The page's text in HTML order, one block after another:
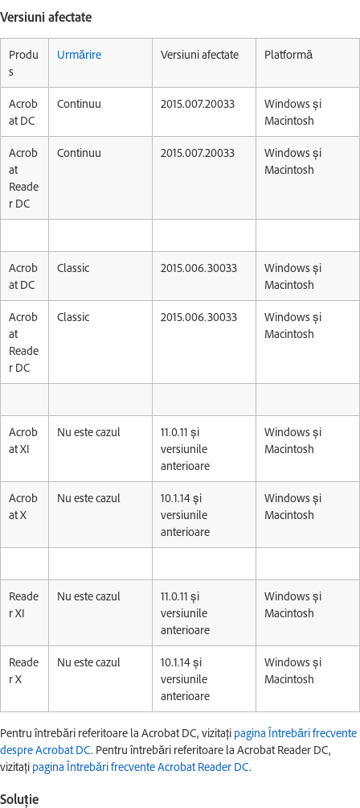
Versiuni afectate
Produ
s
Urmărire Versiuni afectate Platformă
Acrob
at DC
Continuu 2015.007.20033
Windows și
Macintosh
Acrob
at
Reade
r DC
Continuu 2015.007.20033
Windows și
Macintosh
Acrob
at DC
Classic 2015.006.30033
Windows și
Macintosh
Acrob
at
Reade
r DC
Classic 2015.006.30033
Windows și
Macintosh
Acrob
at XI
Nu este cazul
11.0.11 și
versiunile
anterioare
Windows și
Macintosh
Acrob
at X
Nu este cazul
10.1.14 și
versiunile
anterioare
Windows și
Macintosh
Reade
r XI
Nu este cazul
11.0.11 și
versiunile
anterioare
Windows și
Macintosh
Reade
r X
Nu este cazul
10.1.14 și
versiunile
anterioare
Windows și
Macintosh
Pentru întrebări referitoare la Acrobat DC, vizitați pagina Întrebări frecvente
despre Acrobat DC. Pentru întrebări referitoare la Acrobat Reader DC,
vizitați pagina Întrebări frecvente Acrobat Reader DC.
Soluție